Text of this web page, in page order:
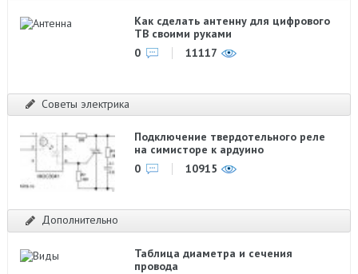
Как сделать антенну для цифрового
ТВ своими руками
0
11117
Советы электрика
Подключение твердотельного реле
на симисторе к ардуино
0
10915
Дополнительно
Таблица диаметра и сечения
провода